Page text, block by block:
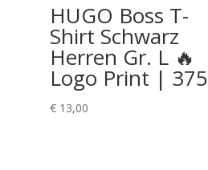
HUGO Boss T-
Shirt Schwarz
Herren Gr. L 🔥
Logo Print | 375
€13,00